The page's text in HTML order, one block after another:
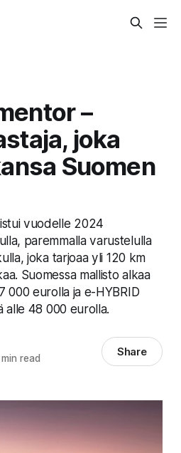
–
joka
Suomen
vuodelle 2024
paremmalla varustelulla
joka tarjoaa yli 120 km
Suomessa mallisto alkaa
000 eurolla ja e-HYBRID
alle 48 000 eurolla.
read Share